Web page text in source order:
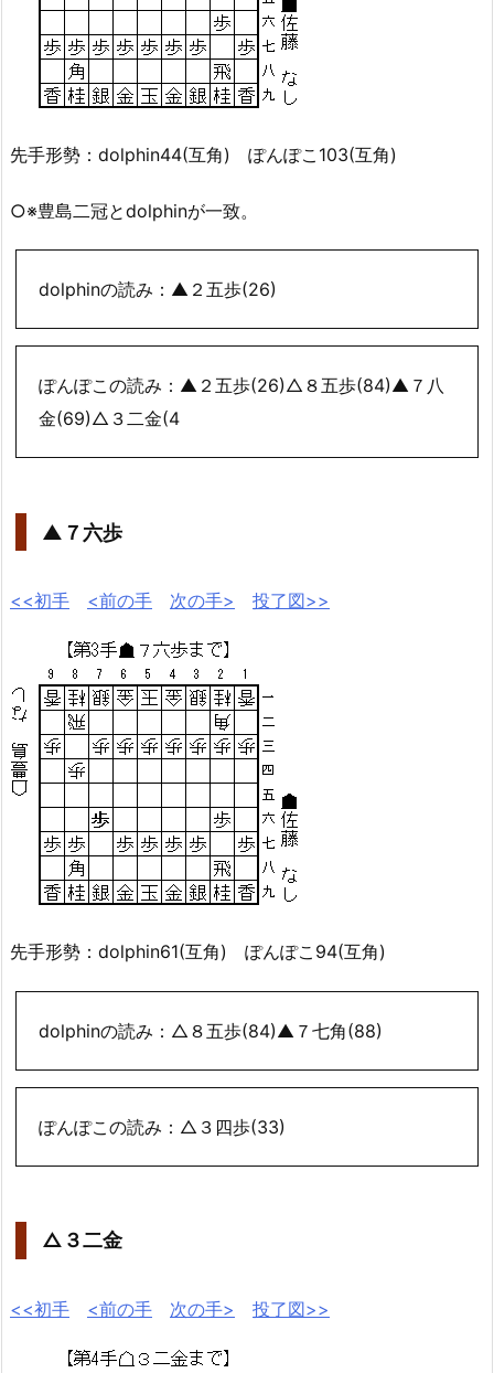
先手形勢：dolphin44(互角) ぽんぽこ103(互角)
○※豊島二冠とdolphinが一致。
dolphinの読み：▲２五歩(26)
ぽんぽこの読み：▲２五歩(26)△８五歩(84)▲７八
金(69)△３二金(4
▲７六歩
<<初手 <前の手 次の手> 投了図>>
先手形勢：dolphin61(互角) ぽんぽこ94(互角)
dolphinの読み：△８五歩(84)▲７七角(88)
ぽんぽこの読み：△３四歩(33)
△３二金
<<初手 <前の手 次の手> 投了図>>